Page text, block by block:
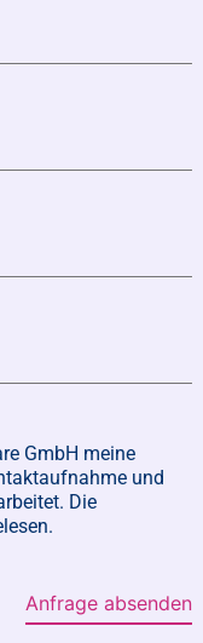
GmbH meine
und
Die
Anfrage absenden